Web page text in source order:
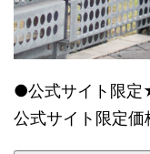
●公式サイト限
公式サイト限定